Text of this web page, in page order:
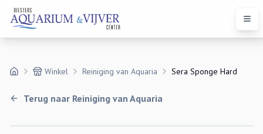
Winkel Reiniging van Aquaria Sera Sponge Hard
Terug naar Reiniging van Aquaria